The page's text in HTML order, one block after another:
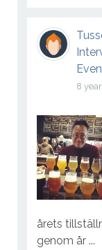
8
årets
genom år ...